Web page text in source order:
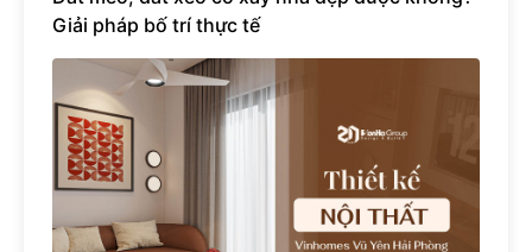
Giải pháp bố trí thực tế